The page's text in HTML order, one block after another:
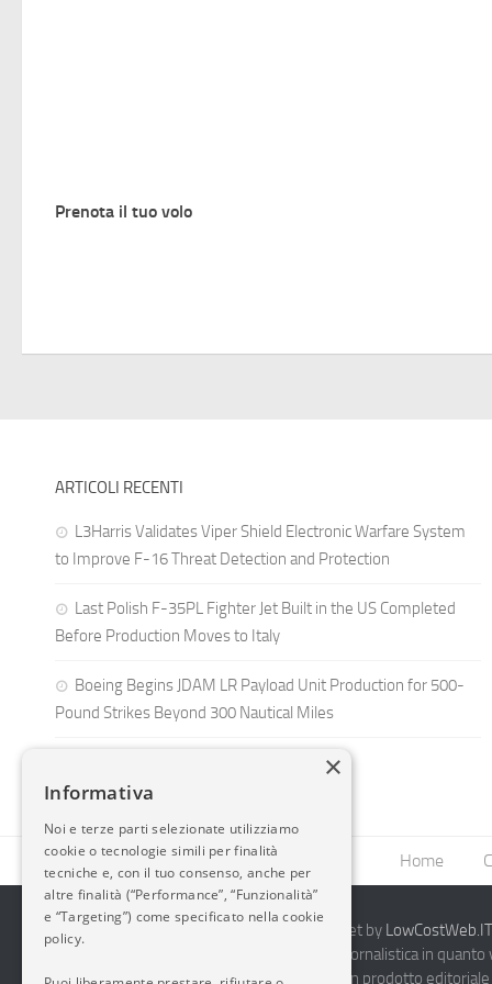
Prenota il tuo volo
ARTICOLI RECENTI
L3Harris Validates Viper Shield Electronic Warfare System
to Improve F-16 Threat Detection and Protection
Last Polish F-35PL Fighter Jet Built in the US Completed
Before Production Moves to Italy
Boeing Begins JDAM LR Payload Unit Production for 500-
Pound Strikes Beyond 300 Nautical Miles
Home
2014-2026 AvioBlog - Creazione Siti Internet by
Questo blog non rappresenta una testata giornalistica in
periodicità. Non può pertanto considerarsi un prodotto
×
Informativa
Noi e terze parti selezionate utilizziamo
cookie o tecnologie simili per finalità
tecniche e, con il tuo consenso, anche per
altre finalità (“Performance”, “Funzionalità”
e “Targeting”) come specificato nella cookie
policy.